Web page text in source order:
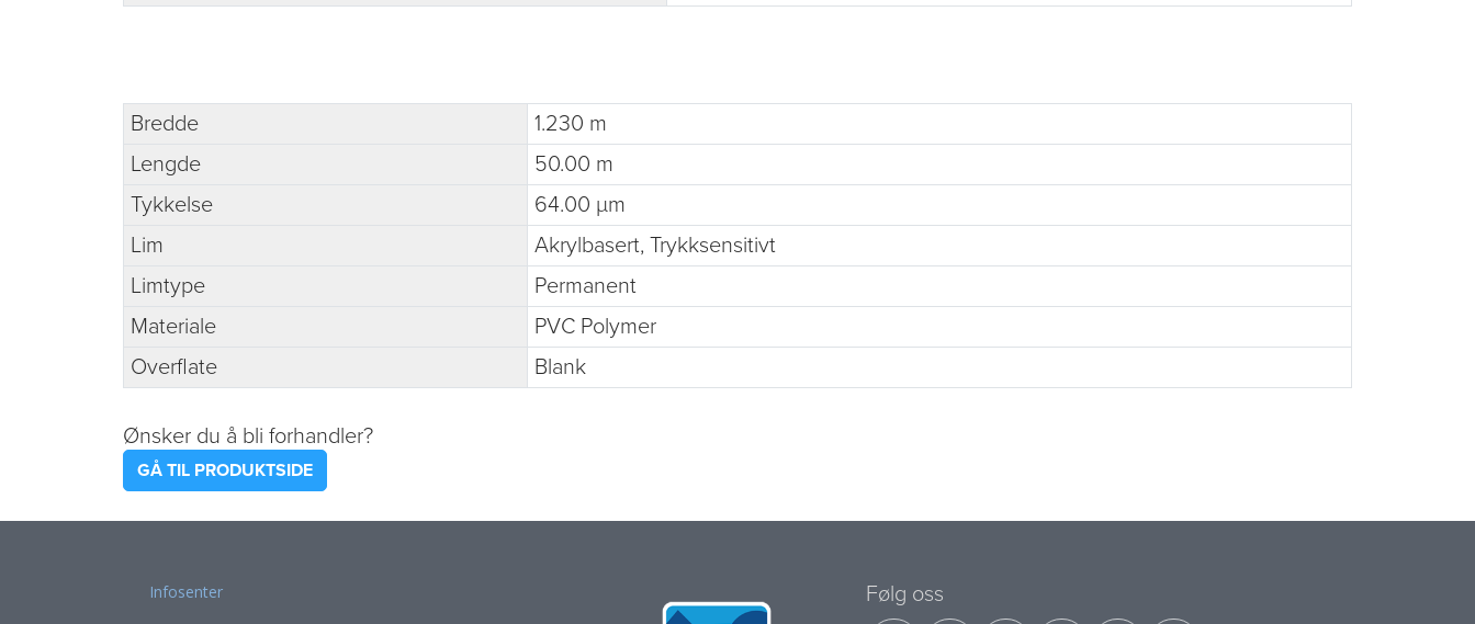
Bredde
1.230 m
Lengde
50.00 m
Tykkelse
64.00 µm
Lim
Akrylbasert, Trykksensitivt
Limtype
Permanent
Materiale
PVC Polymer
Overflate
Blank
Ønsker du å bli forhandler?
GÅ TIL PRODUKTSIDE
Infosenter
Følg oss